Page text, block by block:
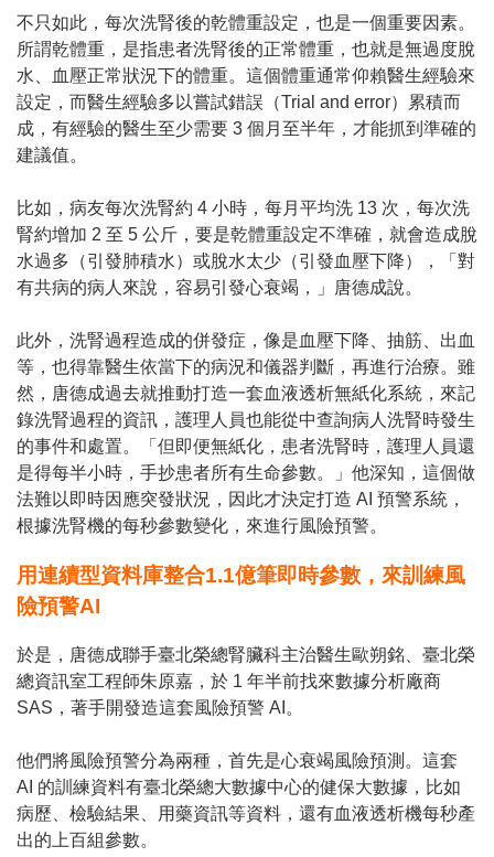
不只如此，每次洗腎後的乾體重設定，也是一個重要因素。
所謂乾體重，是指患者洗腎後的正常體重，也就是無過度脫
水、血壓正常狀況下的體重。這個體重通常仰賴醫生經驗來
設定，而醫生經驗多以嘗試錯誤（Trial and error）累積而
成，有經驗的醫生至少需要 3 個月至半年，才能抓到準確的
建議值。
比如，病友每次洗腎約 4 小時，每月平均洗 13 次，每次洗
腎約增加 2 至 5 公斤，要是乾體重設定不準確，就會造成脫
水過多（引發肺積水）或脫水太少（引發血壓下降），「對
有共病的病人來說，容易引發心衰竭，」唐德成說。
此外，洗腎過程造成的併發症，像是血壓下降、抽筋、出血
等，也得靠醫生依當下的病況和儀器判斷，再進行治療。雖
然，唐德成過去就推動打造一套血液透析無紙化系統，來記
錄洗腎過程的資訊，護理人員也能從中查詢病人洗腎時發生
的事件和處置。「但即便無紙化，患者洗腎時，護理人員還
是得每半小時，手抄患者所有生命參數。」他深知，這個做
法難以即時因應突發狀況，因此才決定打造 AI 預警系統，
根據洗腎機的每秒參數變化，來進行風險預警。
用連續型資料庫整合1.1億筆即時參數，來訓練風
險預警AI
於是，唐德成聯手臺北榮總腎臟科主治醫生歐朔銘、臺北榮
總資訊室工程師朱原嘉，於 1 年半前找來數據分析廠商
SAS，著手開發造這套風險預警 AI。
他們將風險預警分為兩種，首先是心衰竭風險預測。這套
AI 的訓練資料有臺北榮總大數據中心的健保大數據，比如
病歷、檢驗結果、用藥資訊等資料，還有血液透析機每秒產
出的上百組參數。